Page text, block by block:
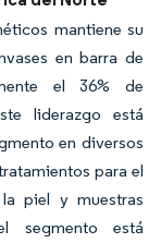
mantiene su
en barra de
el 36% de
liderazgo está
en diversos
para el
piel y muestras
segmento está